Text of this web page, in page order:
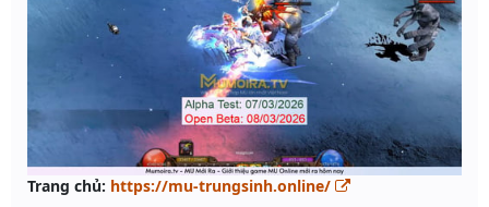
Trang chủ: https://mu-trungsinh.online/